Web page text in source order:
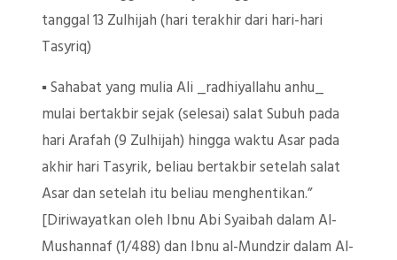
tanggal 13 Zulhijah (hari terakhir dari hari-hari
Tasyriq)
▪️ Sahabat yang mulia Ali _radhiyallahu anhu_
mulai bertakbir sejak (selesai) salat Subuh pada
hari Arafah (9 Zulhijah) hingga waktu Asar pada
akhir hari Tasyrik, beliau bertakbir setelah salat
Asar dan setelah itu beliau menghentikan.”
[Diriwayatkan oleh Ibnu Abi Syaibah dalam Al-
Mushannaf (1/488) dan Ibnu al-Mundzir dalam Al-